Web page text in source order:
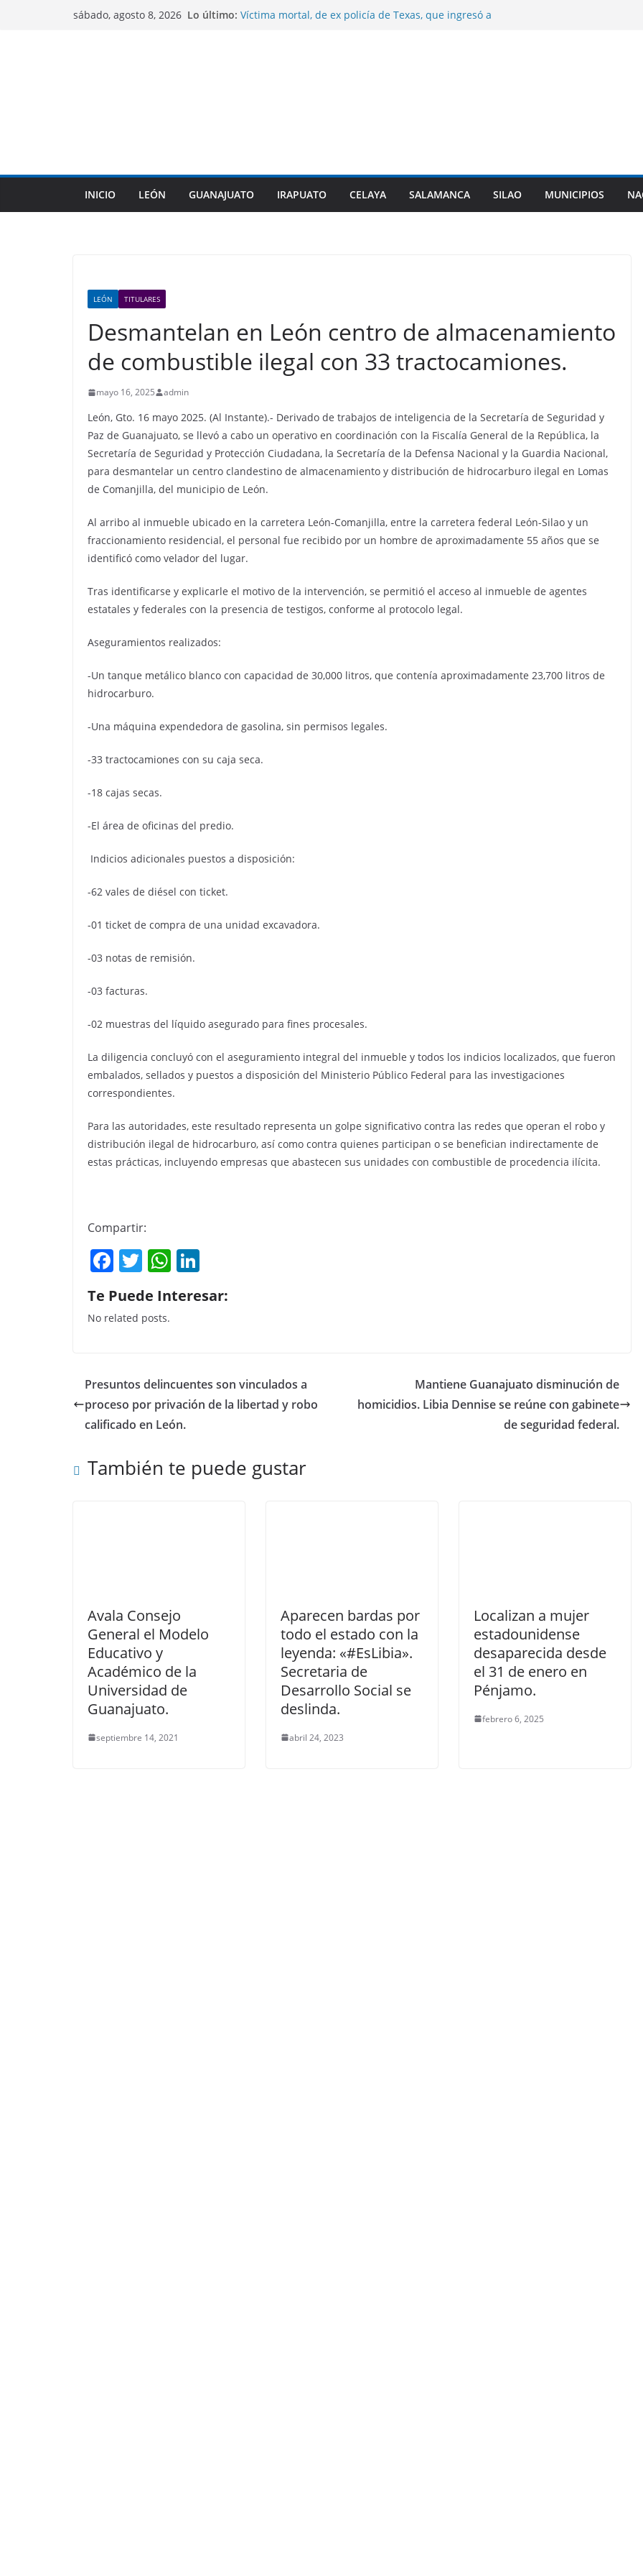
sábado, agosto 8, 2026 Lo último: Víctima mortal, de ex policía de Texas, que ingresó a
INICIO LEÓN GUANAJUATO IRAPUATO CELAYA SALAMANCA SILAO MUNICIPIOS
LEÓN TITULARES
Desmantelan en León centro de almacenamiento
de combustible ilegal con 33 tractocamiones.
mayo 16, 2025 admin
León, Gto. 16 mayo 2025. (Al Instante).- Derivado de trabajos de inteligencia de la Secretaría de Seguridad y
Paz de Guanajuato, se llevó a cabo un operativo en coordinación con la Fiscalía General de la República, la
Secretaría de Seguridad y Protección Ciudadana, la Secretaría de la Defensa Nacional y la Guardia Nacional,
para desmantelar un centro clandestino de almacenamiento y distribución de hidrocarburo ilegal en Lomas
de Comanjilla, del municipio de León.
Al arribo al inmueble ubicado en la carretera León-Comanjilla, entre la carretera federal León-Silao y un
fraccionamiento residencial, el personal fue recibido por un hombre de aproximadamente 55 años que se
identificó como velador del lugar.
Tras identificarse y explicarle el motivo de la intervención, se permitió el acceso al inmueble de agentes
estatales y federales con la presencia de testigos, conforme al protocolo legal.
Aseguramientos realizados:
-Un tanque metálico blanco con capacidad de 30,000 litros, que contenía aproximadamente 23,700 litros de
hidrocarburo.
-Una máquina expendedora de gasolina, sin permisos legales.
-33 tractocamiones con su caja seca.
-18 cajas secas.
-El área de oficinas del predio.
Indicios adicionales puestos a disposición:
-62 vales de diésel con ticket.
-01 ticket de compra de una unidad excavadora.
-03 notas de remisión.
-03 facturas.
-02 muestras del líquido asegurado para fines procesales.
La diligencia concluyó con el aseguramiento integral del inmueble y todos los indicios localizados, que fueron
embalados, sellados y puestos a disposición del Ministerio Público Federal para las investigaciones
correspondientes.
Para las autoridades, este resultado representa un golpe significativo contra las redes que operan el robo y
distribución ilegal de hidrocarburo, así como contra quienes participan o se benefician indirectamente de
estas prácticas, incluyendo empresas que abastecen sus unidades con combustible de procedencia ilícita.
Compartir:
F
a
c
e
o
o
k
T
w
itt
er
W
h
at
p
p
k
n
Te Puede Interesar:
No related posts.
Presuntos delincuentes son vinculados a
proceso por privación de la libertad y robo
calificado en León.
Mantiene Guanajuato disminución de
homicidios. Libia Dennise se reúne con gabinete
de seguridad federal.
También te puede gustar
Avala Consejo
General el Modelo
Educativo y
Académico de la
Universidad de
Guanajuato.
septiembre 14, 2021
Aparecen bardas por
todo el estado con la
leyenda: «#EsLibia».
Secretaria de
Desarrollo Social se
deslinda.
abril 24, 2023
Localizan a mujer
estadounidense
desaparecida desde
el 31 de enero en
Pénjamo.
febrero 6, 2025